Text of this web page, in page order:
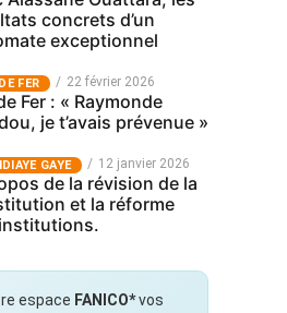
concrets d’un
exceptionnel
FER 22 février 2026
Fer : « Raymonde
je t’avais prévenue »
GAYE 12 janvier 2026
de la révision de la
et la réforme
espace FANICO*vos